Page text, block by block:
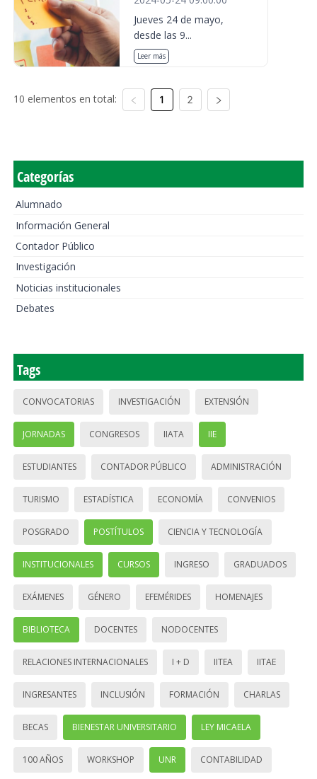
Jueves 24 de mayo,
desde las 9...
Leer más
10 elementos en total: 1 2
Categorías
Alumnado
Información General
Contador Público
Investigación
Noticias institucionales
Debates
Tags
CONVOCATORIAS INVESTIGACIÓN EXTENSIÓN
JORNADAS CONGRESOS IIATA IIE
ESTUDIANTES CONTADOR PÚBLICO ADMINISTRACIÓN
TURISMO ESTADÍSTICA ECONOMÍA CONVENIOS
POSGRADO POSTÍTULOS CIENCIA Y TECNOLOGÍA
INSTITUCIONALES CURSOS INGRESO GRADUADOS
EXÁMENES GÉNERO EFEMÉRIDES HOMENAJES
BIBLIOTECA DOCENTES NODOCENTES
RELACIONES INTERNACIONALES I + D IITEA IITAE
INGRESANTES INCLUSIÓN FORMACIÓN CHARLAS
BECAS BIENESTAR UNIVERSITARIO LEY MICAELA
100 AÑOS WORKSHOP UNR CONTABILIDAD